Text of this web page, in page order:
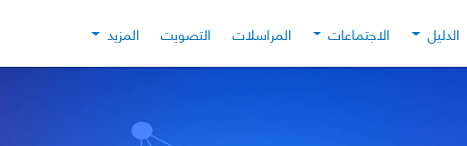
الدليل الاجتماعات المراسلات التصويت المزيد